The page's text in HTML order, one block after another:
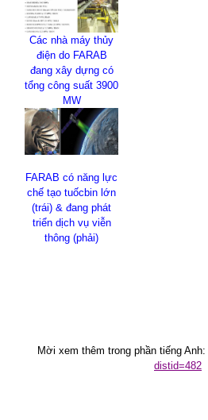
Các nhà máy thủy
điện do FARAB
đang xây dựng có
tổng công suất 3900
MW
FARAB có năng lực
chế tạo tuốcbin lớn
(trái) & đang phát
triển dịch vụ viễn
thông (phải)
Mời xem thêm trong phần tiếng Anh:
distid=482